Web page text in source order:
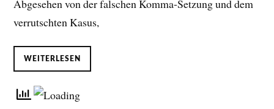
Abgesehen von der falschen Komma-Setzung und dem
verrutschten Kasus,
WEITERLESEN